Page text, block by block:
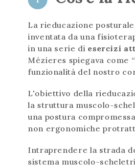
La rieducazione
inventata da una
in una serie di esercizi
Mézieres spiegava
funzionalità del nostro
L'obiettivo della
la struttura muscolo-
una postura
non ergonomiche
Intraprendere la strada
sistema muscolo-